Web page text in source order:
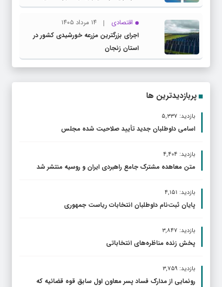
اقتصادی
۱۴ مرداد ۱۴۰۵
اجرای بزرگترین مزرعه خورشیدی کشور در
استان زنجان
پربازدیدترین ها
بازدید: ۵,۳۳۷
اسامی داوطلبان جدید تأیید صلاحیت شده مجلس
بازدید: ۴,۴۰۴
متن معاهده مشترک جامع راهبردی ایران و روسیه منتشر شد
بازدید: ۴,۱۵۱
پایان ثبت‌نام داوطلبان انتخابات ریاست جمهوری
بازدید: ۳,۸۴۷
پخش زنده مناظره‌های انتخاباتی
بازدید: ۳,۷۵۹
رونمایی از مدارک فساد پسر معاون اول سابق قوه قضائیه که